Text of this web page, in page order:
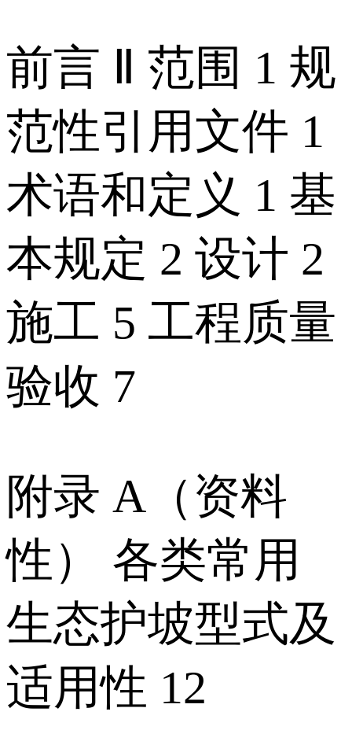
前言 Ⅱ 范围 1 规
范性引用文件 1
术语和定义 1 基
本规定 2 设计 2
施工 5 工程质量
验收 7
附录 A（资料
性） 各类常用
生态护坡型式及
适用性 12